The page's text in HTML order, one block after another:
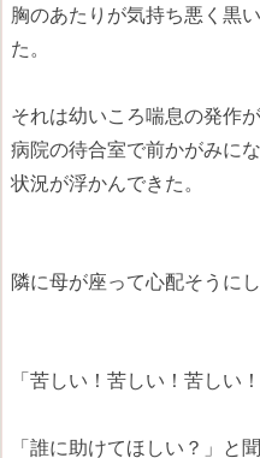
胸のあたりが気持ち悪く黒
た。
それは幼いころ喘息の発作が
病院の待合室で前かがみに
状況が浮かんできた。
隣に母が座って心配そうにし
「苦しい！苦しい！苦しい
「誰に助けてほしい？」と